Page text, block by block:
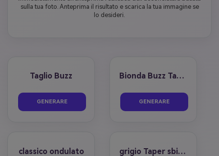
sulla tua foto. Anteprima il risultato e scarica la tua immagine se
lo desideri.
Taglio Buzz
prima dopo
GENERARE
Bionda Buzz Taglio
prima dopo
GENERARE
classico ondulato grigio Taper sbiadimento